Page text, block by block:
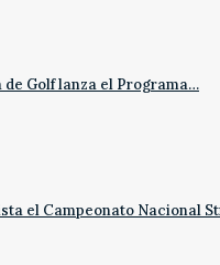
Golf lanza el Programa…
el Campeonato Nacional